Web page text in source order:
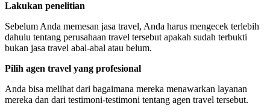
Lakukan penelitian
Sebelum Anda memesan jasa travel, Anda harus mengecek terlebih
dahulu tentang perusahaan travel tersebut apakah sudah terbukti
bukan jasa travel abal-abal atau belum.
Pilih agen travel yang profesional
Anda bisa melihat dari bagaimana mereka menawarkan layanan
mereka dan dari testimoni-testimoni tentang agen travel tersebut.